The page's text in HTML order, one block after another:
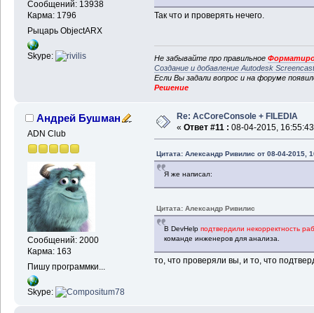
Сообщений: 13938
Карма: 1796
Рыцарь ObjectARX
Skype:
Так что и проверять нечего.
Не забывайте про правильное
Создание и добавление Autodesk
Если Вы задали вопрос и на форуме
Решение
Андрей Бушман
ADN Club
Сообщений: 2000
Карма: 163
Пишу программки...
Skype:
Re: AcCoreConsole + FILEDIA
« Ответ #11 : 08-04-2015,
Цитата: Александр Ривилис от 08-04-2015,
Я же написал:
Цитата: Александр Ривилис
В DevHelp подтвердили некорректность
команде инженеров для анализа.
то, что проверяли вы, и то, что